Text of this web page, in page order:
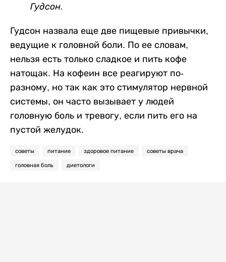
Гудсон.
Гудсон назвала еще две пищевые привычки,
ведущие к головной боли. По ее словам,
нельзя есть только сладкое и пить кофе
натощак. На кофеин все реагируют по-
разному, но так как это стимулятор нервной
системы, он часто вызывает у людей
головную боль и тревогу, если пить его на
пустой желудок.
советы питание здоровое питание советы врача
головная боль диетологи